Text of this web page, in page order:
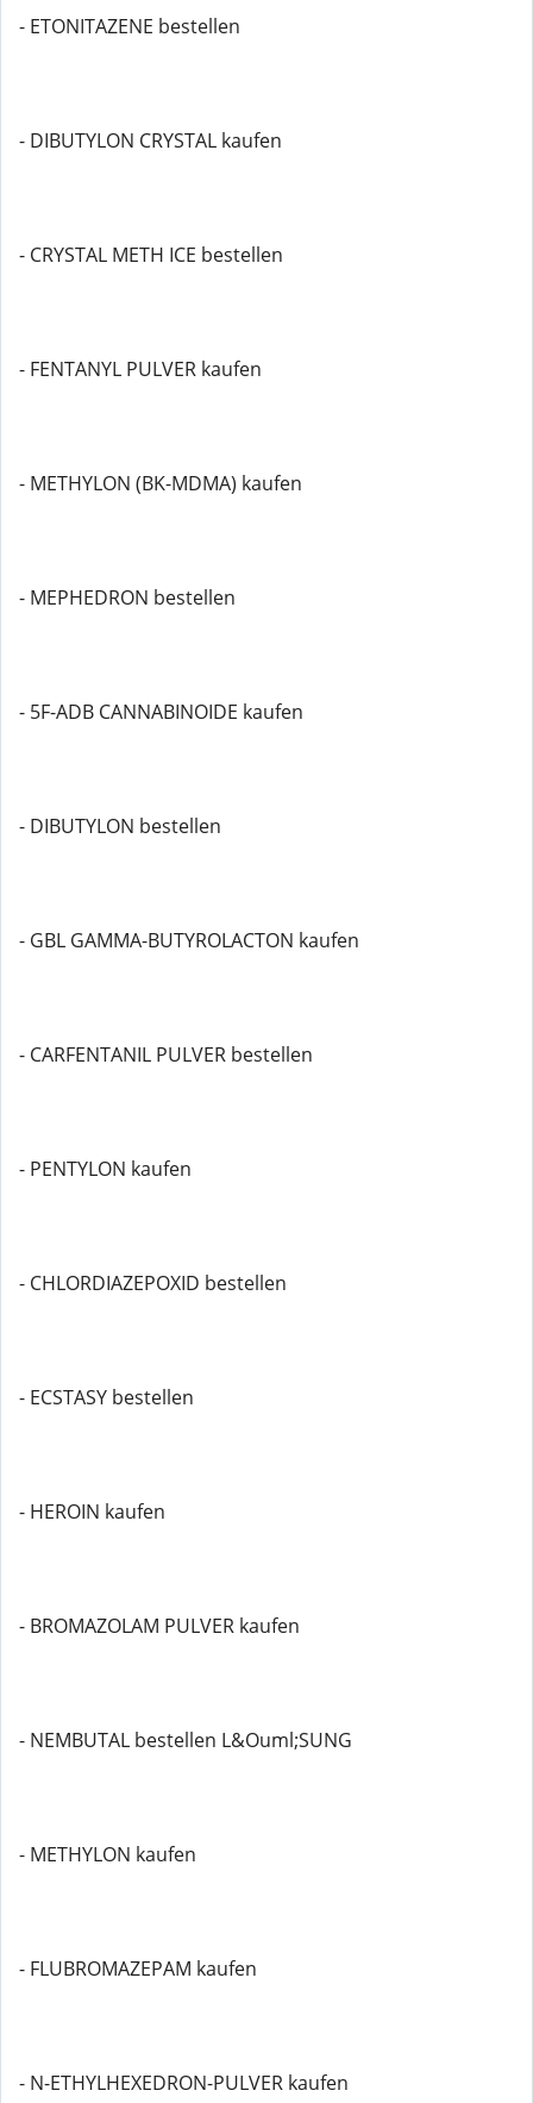
- ETONITAZENE bestellen
- DIBUTYLON CRYSTAL kaufen
- CRYSTAL METH ICE bestellen
- FENTANYL PULVER kaufen
- METHYLON (BK-MDMA) kaufen
- MEPHEDRON bestellen
- 5F-ADB CANNABINOIDE kaufen
- DIBUTYLON bestellen
- GBL GAMMA-BUTYROLACTON kaufen
- CARFENTANIL PULVER bestellen
- PENTYLON kaufen
- CHLORDIAZEPOXID bestellen
- ECSTASY bestellen
- HEROIN kaufen
- BROMAZOLAM PULVER kaufen
- NEMBUTAL bestellen L&Ouml;SUNG
- METHYLON kaufen
- FLUBROMAZEPAM kaufen
- N-ETHYLHEXEDRON-PULVER kaufen